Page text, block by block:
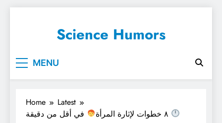
Science Humors
MENU
Home
Latest
٨ خطوات لإثارة المرأة